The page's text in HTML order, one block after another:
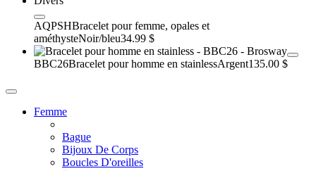
AQPSHBracelet pour femme, opales et
améthysteNoir/bleu34.99 $
BBC26Bracelet pour homme en stainlessArgent135.00 $
Femme
Bague
Bijoux De Corps
Boucles D'oreilles